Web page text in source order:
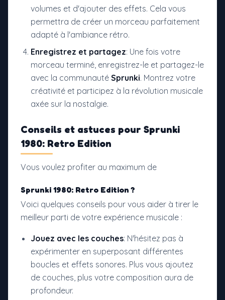
volumes et d'ajouter des effets. Cela vous
permettra de créer un morceau parfaitement
adapté à l'ambiance rétro.
Enregistrez et partagez: Une fois votre
morceau terminé, enregistrez-le et partagez-le
avec la communauté Sprunki. Montrez votre
créativité et participez à la révolution musicale
axée sur la nostalgie.
Conseils et astuces pour Sprunki
1980: Retro Edition
Vous voulez profiter au maximum de
Sprunki 1980: Retro Edition ?
Voici quelques conseils pour vous aider à tirer le
meilleur parti de votre expérience musicale :
Jouez avec les couches: N'hésitez pas à
expérimenter en superposant différentes
boucles et effets sonores. Plus vous ajoutez
de couches, plus votre composition aura de
profondeur.